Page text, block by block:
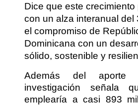
Dice que este crecimiento
con un alza interanual del
el compromiso de
Dominicana con un
sólido, sostenible y
Además del
investigación señala
emplearía a casi 893